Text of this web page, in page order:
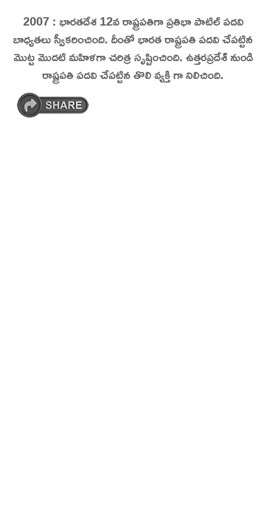
Skip
to
content
On This Day
Today in History | On This Day | This Day in
History | Today in India | What Happened
Today in India | Charitralo eroju | charitra lo
2007 : భారతదేశ 12వ రాష్ట్రపతిగా ప్రతిభా పాటిల్ పదవి
బాధ్యతలు స్వీకరించింది.దీంతో భారత రాష్ట్రపతి పదవి చేపట్టిన
మొట్ట మొదటి మహిళగా చరిత్ర సృష్టించింది. ఉత్తరప్రదేశ్ నుండి
రాష్ట్రపతి పదవి చేపట్టిన తొలి వ్యక్తి గా నిలిచింది.